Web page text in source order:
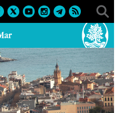
> Agenda > 27-09-2014